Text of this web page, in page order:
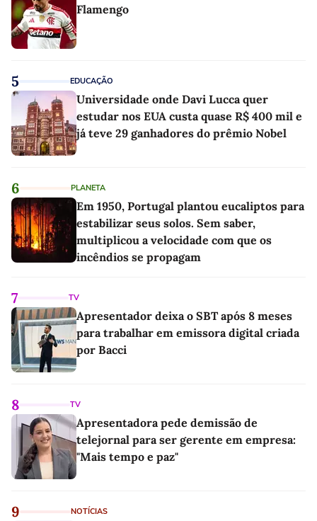
Flamengo
5 EDUCAÇÃO
Universidade onde Davi Lucca quer
estudar nos EUA custa quase R$ 400 mil e
já teve 29 ganhadores do prêmio Nobel
6 PLANETA
Em 1950, Portugal plantou eucaliptos para
estabilizar seus solos. Sem saber,
multiplicou a velocidade com que os
incêndios se propagam
7 TV
Apresentador deixa o SBT após 8 meses
para trabalhar em emissora digital criada
por Bacci
8 TV
Apresentadora pede demissão de
telejornal para ser gerente em empresa:
"Mais tempo e paz"
9 NOTÍCIAS